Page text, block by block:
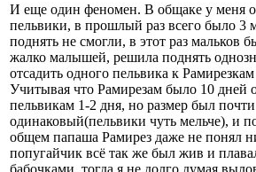
И еще один феномен. В общаке у меня
пельвики, в прошлый раз всего было 3
поднять не смогли, в этот раз мальков
жалко малышей, решила поднять
отсадить одного пельвика к
Учитывая что Рамирезам было 10 дней
пельвикам 1-2 дня, но размер был почти
одинаковый(пельвики чуть мельче), и
общем папаша Рамирез даже не понял
попугайчик всё так же был жив и
бабочками, тогда я не долго думая